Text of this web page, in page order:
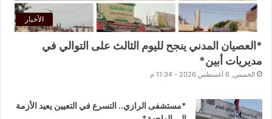
الأخبار
*العصيان المدني ينجح لليوم الثالث على التوالي في
مديريات أبين*
الخميس, 6 أغسطس 2026 - 11:34 م
*مستشفى الرازي.. التسرع في التعيين يعيد الأزمة